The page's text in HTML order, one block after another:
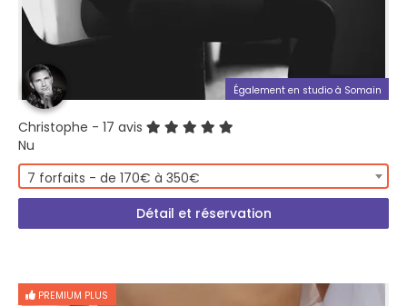
Également en studio à Somain
Christophe - 17 avis
Nu
7 forfaits - de 170€ à 350€
Détail et réservation
PREMIUM PLUS